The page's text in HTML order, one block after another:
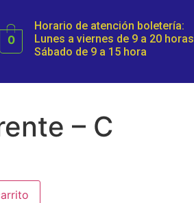
0
Horario de atención boletería:
Lunes a viernes de 9 a 20 horas
Sábado de 9 a 15 hora
– C